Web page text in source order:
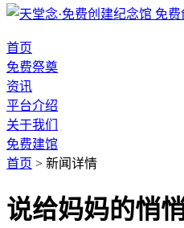
免费
首页
免费祭奠
资讯
平台介绍
关于我们
免费建馆
首页 > 新闻详情
说给妈妈的悄